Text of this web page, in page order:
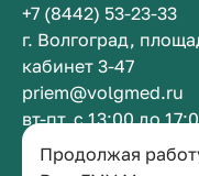
Продолжая
+7 (8442) 53-23-33
г. Волгоград,
кабинет 3-47
priem@volgmed.ru
вт-пт, с 13:00 до